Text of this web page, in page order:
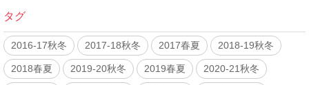
タグ
2016-17秋冬 2017-18秋冬 2017春夏 2018-19秋冬
2018春夏 2019-20秋冬 2019春夏 2020-21秋冬